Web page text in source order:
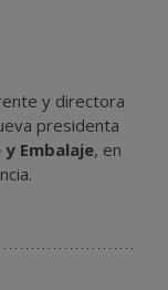
y directora
presidenta
Embalaje, en